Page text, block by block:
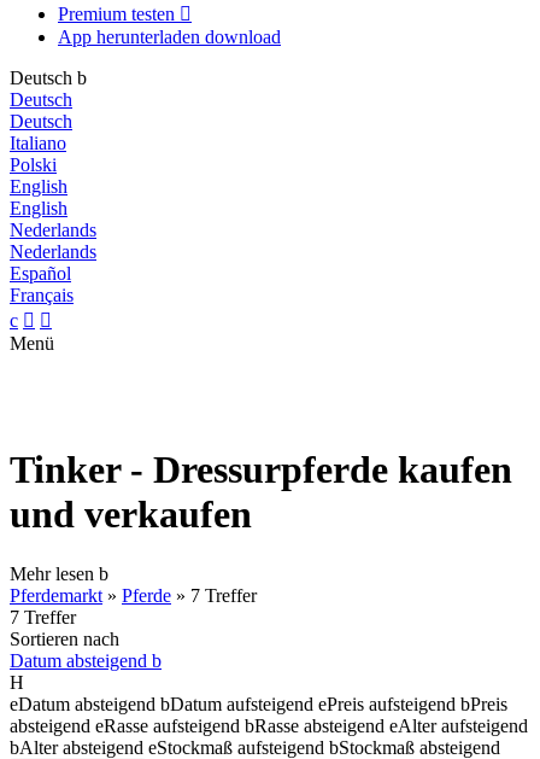
Premium testen 
App herunterladen download
Deutsch b
Deutsch
Deutsch
Italiano
Polski
English
English
Nederlands
Nederlands
Español
Français
c  
Menü
Tinker - Dressurpferde kaufen
und verkaufen
Mehr lesen b
Pferdemarkt » Pferde » 7 Treffer
7 Treffer
Sortieren nach
Datum absteigend b
H
eDatum absteigend bDatum aufsteigend ePreis aufsteigend bPreis
absteigend eRasse aufsteigend bRasse absteigend eAlter aufsteigend
bAlter absteigend eStockmaß aufsteigend bStockmaß absteigend